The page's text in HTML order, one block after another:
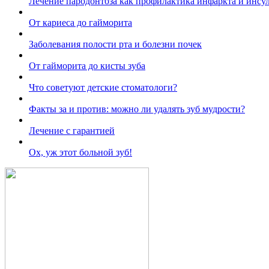
От кариеса до гайморита
Заболевания полости рта и болезни почек
От гайморита до кисты зуба
Что советуют детские стоматологи?
Факты за и против: можно ли удалять зуб мудрости?
Лечение с гарантией
Ох, уж этот больной зуб!